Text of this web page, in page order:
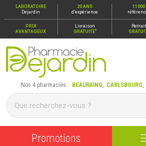
LABORATOIRE
Dejardin
20 ANS
d’expérience
11000
PRIX
AVANTAGEUX
Livraison
GRATUITE*
Retrait
Pharmacie Dejardin Nos 4 pharmacies
Nos 4 pharmacies : BEAURAING, CARLSBOURG,
Promotions